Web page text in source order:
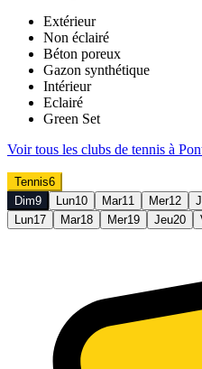
Extérieur
Non éclairé
Béton poreux
Gazon synthétique
Intérieur
Eclairé
Green Set
Voir tous les clubs de tennis à
Tennis6
Dim9 Lun10 Mar11 Mer12
Lun17 Mar18 Mer19 Jeu20